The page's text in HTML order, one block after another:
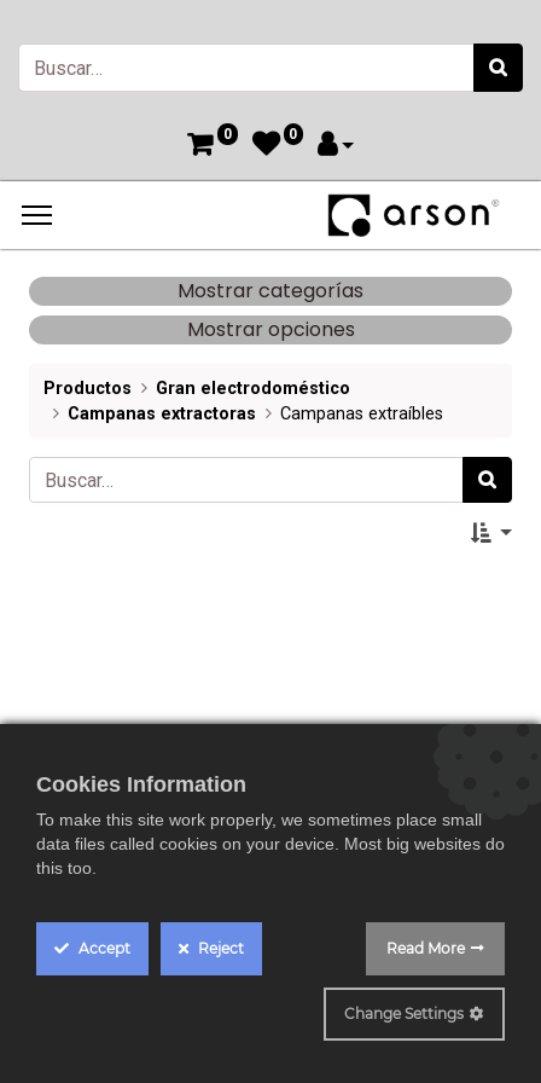
0 0
Mostrar categorías
Mostrar opciones
Productos
Gran electrodoméstico
Campanas extractoras
Campanas extraíbles
telescópica, 60 cm, plata metalizado,
Clase A, iQ300
399,00€ 479,00€
Motor iQdrive: motor silencioso y de alto rendimiento que elimina
Cookies Information
To make this site work properly, we sometimes place small
data files called cookies on your device. Most big websites do
this too.
Accept Reject Read More
Change Settings